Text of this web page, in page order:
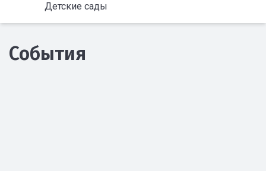
Детские сады
События